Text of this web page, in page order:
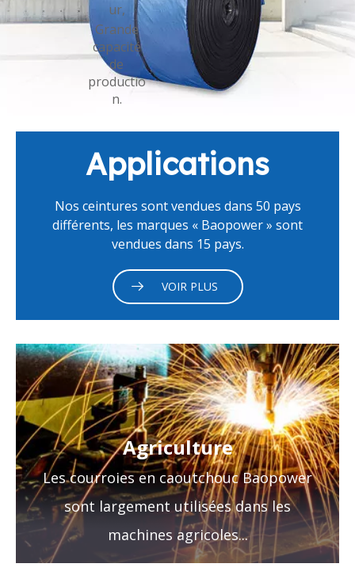
ur,
Grande
capacité
de
productio
n.
Applications
Nos ceintures sont vendues dans 50 pays
différents, les marques « Baopower » sont
vendues dans 15 pays.
VOIR PLUS
Agriculture
Les courroies en caoutchouc Baopower
sont largement utilisées dans les
machines agricoles...